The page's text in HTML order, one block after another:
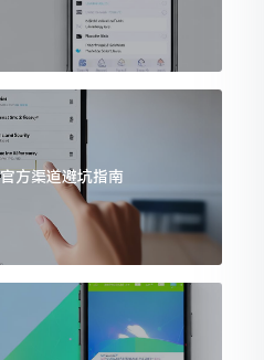
方渠道避坑指南